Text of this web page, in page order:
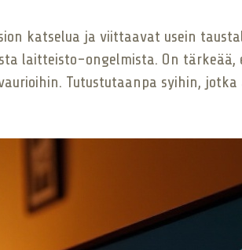
katselua ja viittaavat usein
laitteisto-ongelmista. On
Tutustutaanpa syihin,